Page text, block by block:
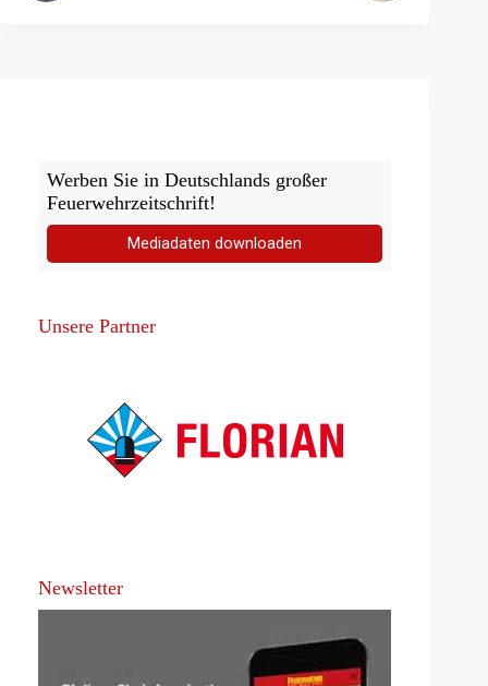
Werben Sie in Deutschlands großer
Feuerwehrzeitschrift!
Mediadaten downloaden
Unsere Partner
Newsletter